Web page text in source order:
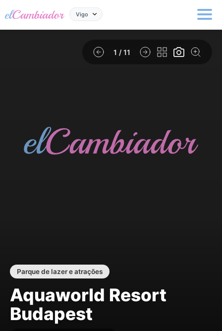
Vigo
1 / 11
Parque de lazer e atrações
Aquaworld Resort
Budapest